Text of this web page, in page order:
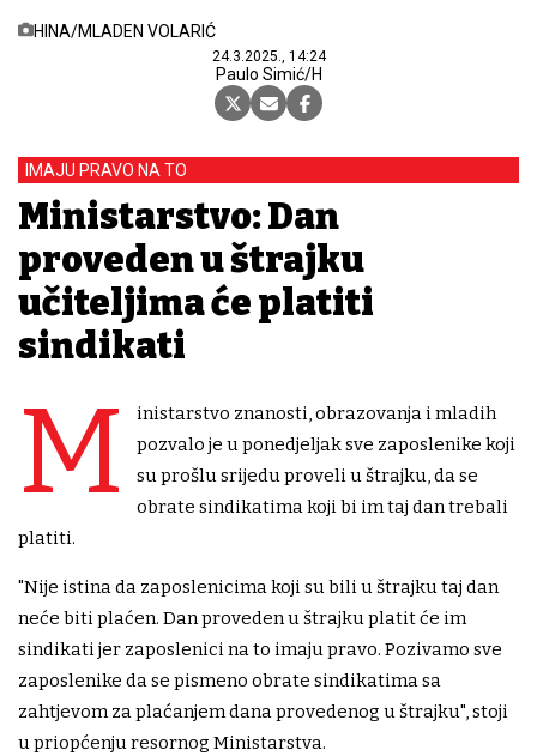
HINA/MLADEN VOLARIĆ
24.3.2025., 14:24
Paulo Simić/H
IMAJU PRAVO NA TO
Ministarstvo: Dan
proveden u štrajku
učiteljima će platiti
sindikati
M
inistarstvo znanosti, obrazovanja i mladih
pozvalo je u ponedjeljak sve zaposlenike koji
su prošlu srijedu proveli u štrajku, da se
obrate sindikatima koji bi im taj dan trebali
platiti.
"Nije istina da zaposlenicima koji su bili u štrajku taj dan
neće biti plaćen. Dan proveden u štrajku platit će im
sindikati jer zaposlenici na to imaju pravo. Pozivamo sve
zaposlenike da se pismeno obrate sindikatima sa
zahtjevom za plaćanjem dana provedenog u štrajku", stoji
u priopćenju resornog Ministarstva.